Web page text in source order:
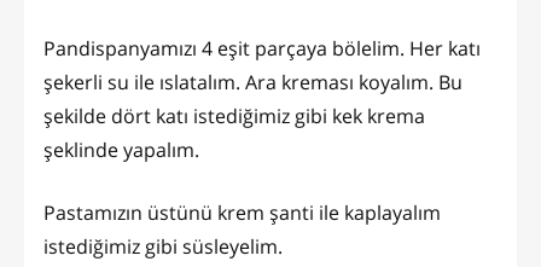
Pandispanyamızı 4 eşit parçaya bölelim. Her katı
şekerli su ile ıslatalım. Ara kreması koyalım. Bu
şekilde dört katı istediğimiz gibi kek krema
şeklinde yapalım.
Pastamızın üstünü krem şanti ile kaplayalım
istediğimiz gibi süsleyelim.